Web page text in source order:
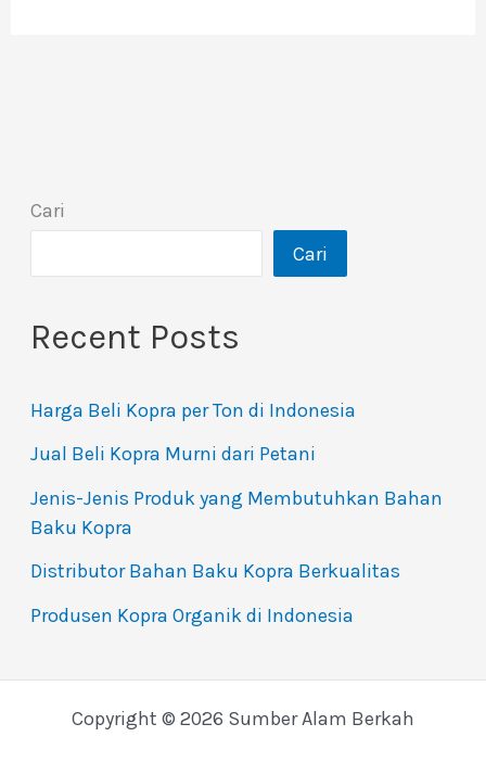
Cari
Cari
Recent Posts
Harga Beli Kopra per Ton di Indonesia
Jual Beli Kopra Murni dari Petani
Jenis-Jenis Produk yang Membutuhkan Bahan
Baku Kopra
Distributor Bahan Baku Kopra Berkualitas
Produsen Kopra Organik di Indonesia
Copyright © 2026 Sumber Alam Berkah